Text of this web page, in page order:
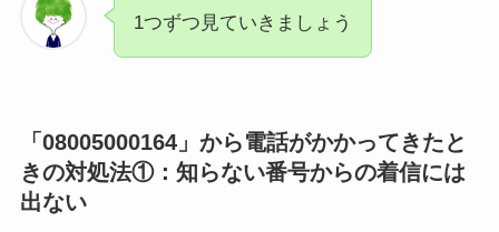
1つずつ見ていきましょう
「08005000164」から電話がかかってきたと
きの対処法①： 知らない番号からの着信には
出ない